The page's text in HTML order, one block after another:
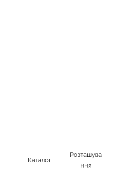
Каталог
Розташува
ння